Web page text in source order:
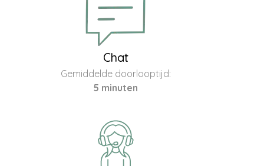
Chat
Gemiddelde doorlooptijd:
5 minuten